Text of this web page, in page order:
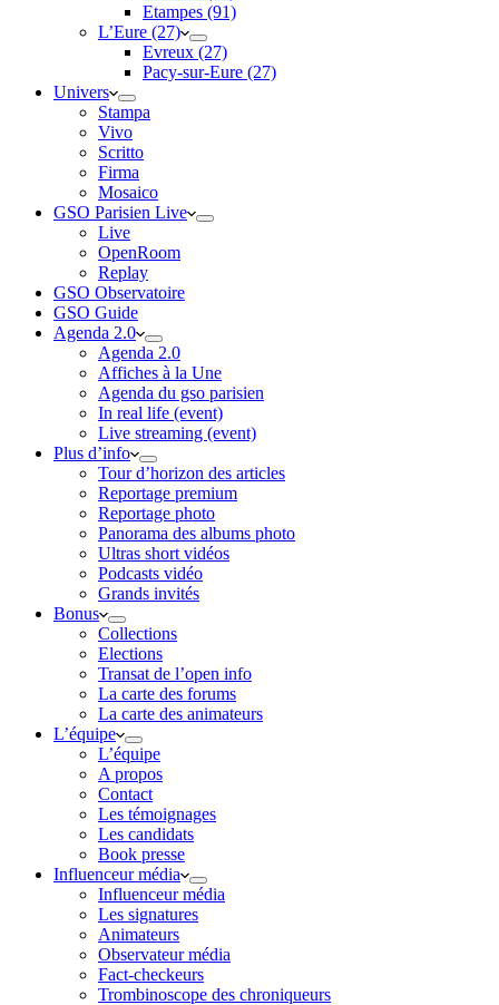
Etampes (91)
L’Eure (27)
Evreux (27)
Pacy-sur-Eure (27)
Univers
Stampa
Vivo
Scritto
Firma
Mosaico
GSO Parisien Live
Live
OpenRoom
Replay
GSO Observatoire
GSO Guide
Agenda 2.0
Agenda 2.0
Affiches à la Une
Agenda du gso parisien
In real life (event)
Live streaming (event)
Plus d’info
Tour d’horizon des articles
Reportage premium
Reportage photo
Panorama des albums photo
Ultras short vidéos
Podcasts vidéo
Grands invités
Bonus
Collections
Elections
Transat de l’open info
La carte des forums
La carte des animateurs
L’équipe
L’équipe
A propos
Contact
Les témoignages
Les candidats
Book presse
Influenceur média
Influenceur média
Les signatures
Animateurs
Observateur média
Fact-checkeurs
Trombinoscope des chroniqueurs